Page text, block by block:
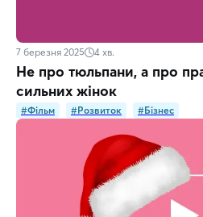
7 березня 2025 4 хв.
Не про тюльпани, а про
сильних жінок
#Фільм #Розвиток #Бізнес